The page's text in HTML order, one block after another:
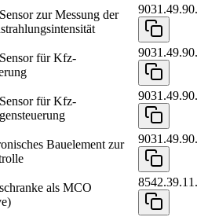
zur Messung der
für Kfz-
für Kfz-
Bauelement zur
als MCO